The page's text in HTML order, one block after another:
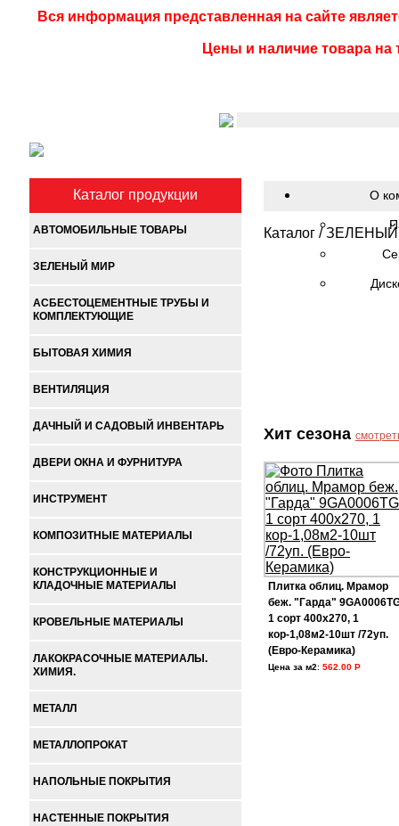
Вся информация представленная на сайте
Цены и наличие товара на
Каталог продукции
АВТОМОБИЛЬНЫЕ ТОВАРЫ
ЗЕЛЕНЫЙ МИР
АСБЕСТОЦЕМЕНТНЫЕ ТРУБЫ И
КОМПЛЕКТУЮЩИЕ
БЫТОВАЯ ХИМИЯ
ВЕНТИЛЯЦИЯ
ДАЧНЫЙ И САДОВЫЙ ИНВЕНТАРЬ
ДВЕРИ ОКНА И ФУРНИТУРА
ИНСТРУМЕНТ
КОМПОЗИТНЫЕ МАТЕРИАЛЫ
КОНСТРУКЦИОННЫЕ И
КЛАДОЧНЫЕ МАТЕРИАЛЫ
КРОВЕЛЬНЫЕ МАТЕРИАЛЫ
ЛАКОКРАСОЧНЫЕ МАТЕРИАЛЫ.
ХИМИЯ.
МЕТАЛЛ
МЕТАЛЛОПРОКАТ
НАПОЛЬНЫЕ ПОКРЫТИЯ
НАСТЕННЫЕ ПОКРЫТИЯ
О
Каталог /
Хит сезона
Плитка облиц. Мрамор
беж. "Гарда"
1 сорт 400х270, 1
кор-1,08м2-10шт /72уп.
(Евро-Керамика)
Цена за м2: 562.00 Р